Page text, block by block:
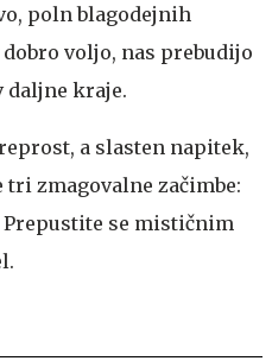
poln blagodejnih
voljo, nas prebudijo
daljne kraje.
a slasten napitek,
tri zmagovalne začimbe:
se mističnim